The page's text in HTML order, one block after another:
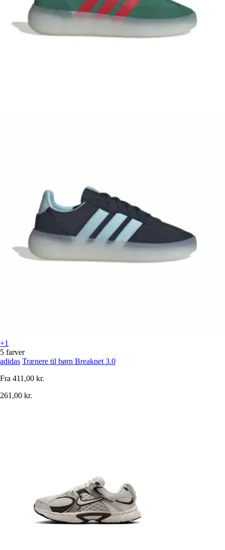
+1
5 farver
adidas Trænere til børn Breaknet 3.0
Fra 411,00 kr.
261,00 kr.